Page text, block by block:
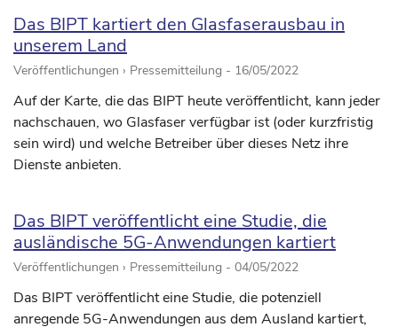
Das BIPT kartiert den Glasfaserausbau in
unserem Land
Veröffentlichungen › Pressemitteilung - 16/05/2022
Auf der Karte, die das BIPT heute veröffentlicht, kann jeder
nachschauen, wo Glasfaser verfügbar ist (oder kurzfristig
sein wird) und welche Betreiber über dieses Netz ihre
Dienste anbieten.
Das BIPT veröffentlicht eine Studie, die
ausländische 5G-Anwendungen kartiert
Veröffentlichungen › Pressemitteilung - 04/05/2022
Das BIPT veröffentlicht eine Studie, die potenziell
anregende 5G-Anwendungen aus dem Ausland kartiert,